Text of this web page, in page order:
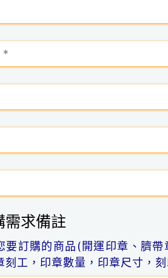
需求備註
要訂購的商品(開運印章、臍
刻工，印章數量，印章尺寸，